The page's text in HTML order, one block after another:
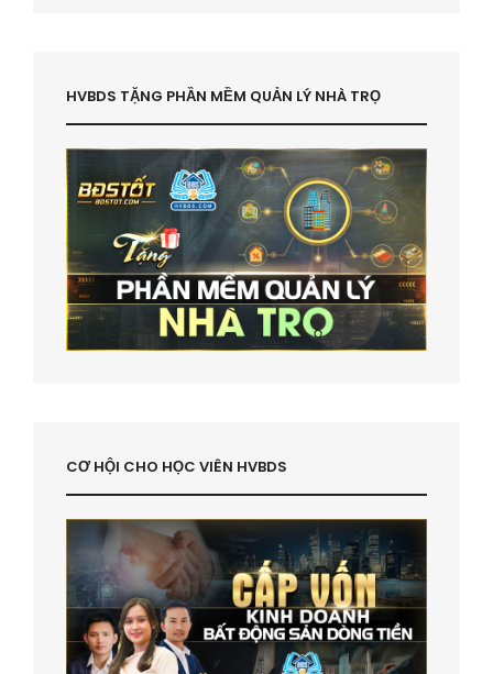
HVBDS TẶNG PHẦN MỀM QUẢN LÝ NHÀ TRỌ
CƠ HỘI CHO HỌC VIÊN HVBDS